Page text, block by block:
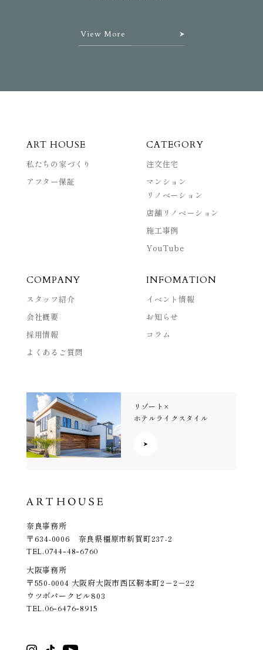
View More
ART HOUSE
私たちの家づくり
アフター保証
CATEGORY
注文住宅
マンション
リノベーション
店舗リノベーション
施工事例
YouTube
COMPANY
スタッフ紹介
会社概要
採用情報
よくあるご質問
INFOMATION
イベント情報
お知らせ
コラム
リゾート×
ホテルライクスタイル
奈良事務所
〒634-0006 奈良県橿原市新賀町237-2
TEL.0744-48-6760
大阪事務所
〒550-0004 大阪府大阪市西区靭本町2－2－22
ウツボパークビル803
TEL.06-6476-8915